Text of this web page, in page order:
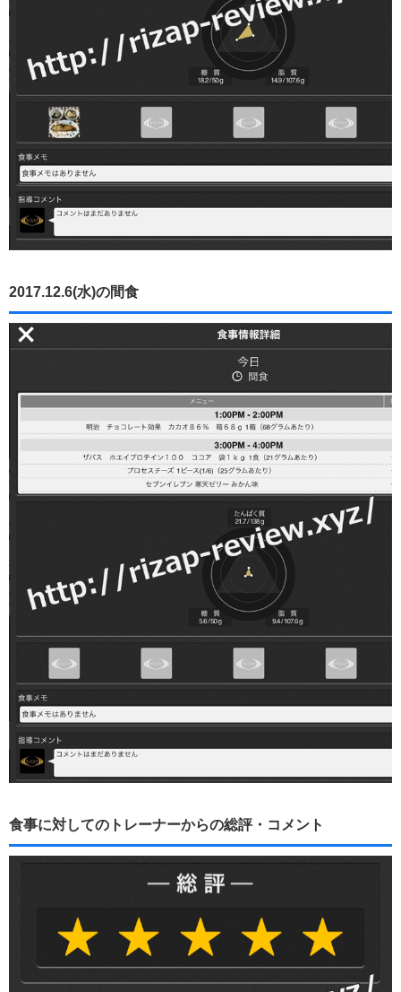
2017.12.6(水)の間食
食事に対してのトレーナーからの総評・コメント